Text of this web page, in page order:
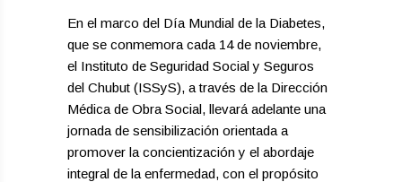
En el marco del Día Mundial de la Diabetes,
que se conmemora cada 14 de noviembre,
el Instituto de Seguridad Social y Seguros
del Chubut (ISSyS), a través de la Dirección
Médica de Obra Social, llevará adelante una
jornada de sensibilización orientada a
promover la concientización y el abordaje
integral de la enfermedad, con el propósito